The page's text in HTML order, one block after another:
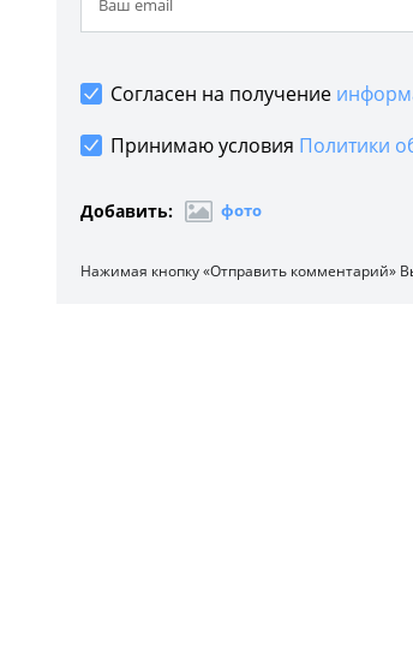
Согласен на получение
Принимаю условия Политики
Добавить: фото
Нажимая кнопку «Отправить комментарий»